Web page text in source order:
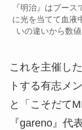
『明治』はブー
に光を当てて血液
いの違いから数
これを主催し
トする有志メ
と「こそだて
『gareno』代